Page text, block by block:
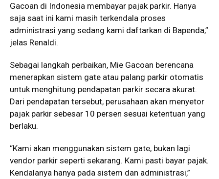
Gacoan di Indonesia membayar pajak parkir. Hanya
saja saat ini kami masih terkendala proses
administrasi yang sedang kami daftarkan di Bapenda,”
jelas Renaldi.
Sebagai langkah perbaikan, Mie Gacoan berencana
menerapkan sistem gate atau palang parkir otomatis
untuk menghitung pendapatan parkir secara akurat.
Dari pendapatan tersebut, perusahaan akan menyetor
pajak parkir sebesar 10 persen sesuai ketentuan yang
berlaku.
“Kami akan menggunakan sistem gate, bukan lagi
vendor parkir seperti sekarang. Kami pasti bayar pajak.
Kendalanya hanya pada sistem dan administrasi,”